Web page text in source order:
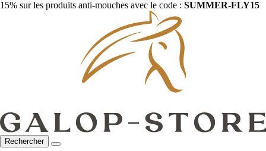
15% sur les produits anti-mouches avec le code : SUMMER-FLY15
Rechercher